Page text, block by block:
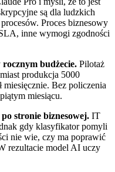
są dla ludzkich
Proces biznesowy
inne wymogi zgodności
budżecie. Pilotaż
produkcja 5000
miesięcznie. Bez policzenia
miesiącu.
stronie biznesowej. IT
gdy klasyfikator pomyli
nie wie, czy ma poprawić
rezultacie model AI uczy